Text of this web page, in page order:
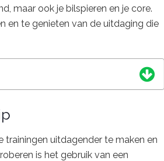
maar ook je bilspieren en je core.
en te genieten van de uitdaging die
trainingen uitdagender te maken en
is het gebruik van een